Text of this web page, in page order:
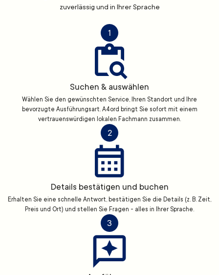
zuverlässig und in Ihrer Sprache
1
Suchen & auswählen
Wählen Sie den gewünschten Service, Ihren Standort und Ihre
bevorzugte Ausführungsart. A4ord bringt Sie sofort mit einem
vertrauenswürdigen lokalen Fachmann zusammen.
2
Details bestätigen und buchen
Erhalten Sie eine schnelle Antwort, bestätigen Sie die Details (z. B. Zeit,
Preis und Ort) und stellen Sie Fragen - alles in Ihrer Sprache.
3